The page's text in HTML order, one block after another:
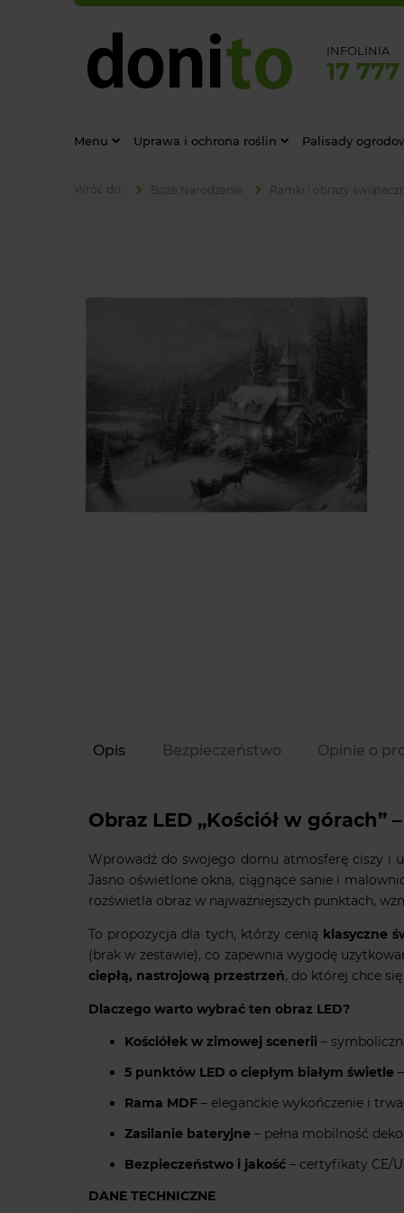
INFOLINIA
17
Menu Uprawa i ochrona roślin Palisady
Boże Narodzenie Ramki i obrazy
Opis Bezpieczeństwo Opinie o
Obraz LED „Kościół w
Wprowadź do swojego domu atmosferę ciszy i
Jasno oświetlone okna, ciągnące sanie i
rozświetla obraz w najważniejszych punktach,
To propozycja dla tych, którzy cenią klasyczne
(brak w zestawie), co zapewnia wygodę
ciepłą, nastrojową przestrzeń, do której chce
Dlaczego warto wybrać ten obraz LED?
Kościółek w zimowej scenerii –
5 punktów LED o ciepłym białym świetle
Rama MDF – eleganckie wykończenie i
Zasilanie bateryjne – pełna mobilność
Bezpieczeństwo i jakość – certyfikaty CE/
DANE TECHNICZNE